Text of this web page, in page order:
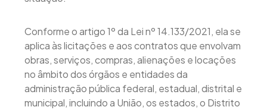
Conforme o artigo 1º da Lei nº 14.133/2021, ela se
aplica às licitações e aos contratos que envolvam
obras, serviços, compras, alienações e locações
no âmbito dos órgãos e entidades da
administração pública federal, estadual, distrital e
municipal, incluindo a União, os estados, o Distrito